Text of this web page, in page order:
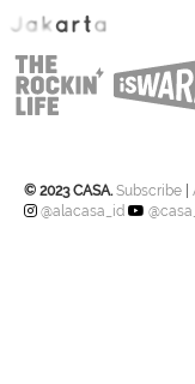
© 2023 CASA.Subscribe
@alacasa_id